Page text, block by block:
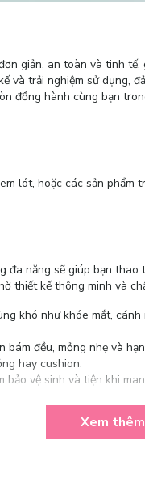
giản, an toàn và tinh
và trải nghiệm sử dụng,
đồng hành cùng bạn
lót, hoặc các sản
đa năng sẽ giúp bạn
thiết kế thông minh và
khó như khóe mắt,
bám đều, mỏng nhẹ và
hay cushion.
bảo vệ sinh và tiện khi
Xem